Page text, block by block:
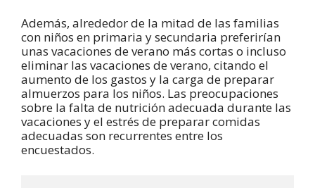
Además, alrededor de la mitad de las familias
con niños en primaria y secundaria preferirían
unas vacaciones de verano más cortas o incluso
eliminar las vacaciones de verano, citando el
aumento de los gastos y la carga de preparar
almuerzos para los niños. Las preocupaciones
sobre la falta de nutrición adecuada durante las
vacaciones y el estrés de preparar comidas
adecuadas son recurrentes entre los
encuestados.